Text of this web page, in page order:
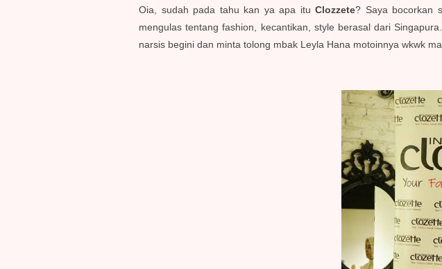
Oia, sudah pada tahu kan ya apa ituClozzete? Saya bocorkan
mengulas tentang fashion, kecantikan, style berasal dari
narsis begini dan minta tolong mbak Leyla Hana motoinnya wkwk